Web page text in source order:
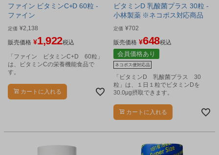
ファイン ビタミンC+D 60粒 -
ファイン
定価 ¥2,138
販売価格 ¥1,922税込
「ファイン ビタミンC+D 60粒」
は、ビタミンCの栄養機能食品で
す。
カートに入れる
ビタミンD 乳酸菌プラス 30粒 -
小林製薬 ※ネコポス対応商品
定価 ¥702
販売価格 ¥648税込
会員価格あり
ネコポス便対応品
「ビタミンD 乳酸菌プラス 30
粒」は、１日１粒でビタミンDを
30.0μg摂取できます。
カートに入れる